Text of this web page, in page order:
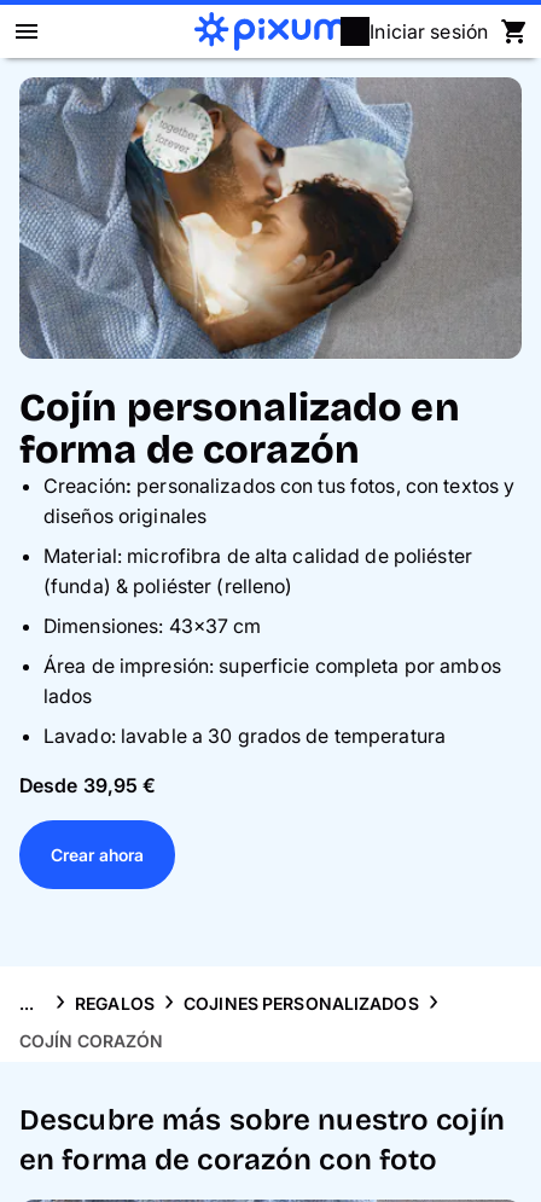
Iniciar sesión
Álbum Digital Pixum
Fotos
Cuadros
Puzzles
Calendarios
Regalos
Fundas
Tarjetas
Inspiración
Atención al cliente
Cojín personalizado en
forma de corazón
Creación: personalizados con tus fotos, con textos y
diseños originales
Material: microfibra de alta calidad de poliéster
(funda) & poliéster (relleno)
Dimensiones: 43×37 cm
Área de impresión: superficie completa por ambos
lados
Lavado: lavable a 30 grados de temperatura
Desde 39,95 €
Crear ahora
... REGALOS
COJINES PERSONALIZADOS
COJÍN CORAZÓN
Descubre más sobre nuestro cojín
en forma de corazón con foto